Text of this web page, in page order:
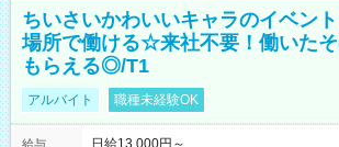
ちいさいかわいいキャラのイベン
場所で働ける☆来社不要！働いた
もらえる◎/T1
アルバイト 職種未経験OK
給与
日給13,000円～